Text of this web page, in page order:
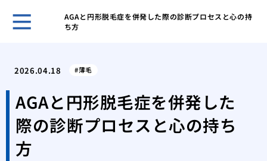
AGAと円形脱毛症を併発した際の診断プロセスと心の持
ち方
2026.04.18 薄毛
AGAと円形脱毛症を併発した
際の診断プロセスと心の持ち
方